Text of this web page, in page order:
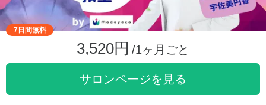
7日間無料
3,520円 /1ヶ月ごと
サロンページを見る